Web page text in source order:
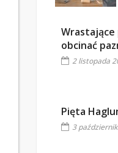
Wrastające
obcinać
2 listopada
Pięta
3